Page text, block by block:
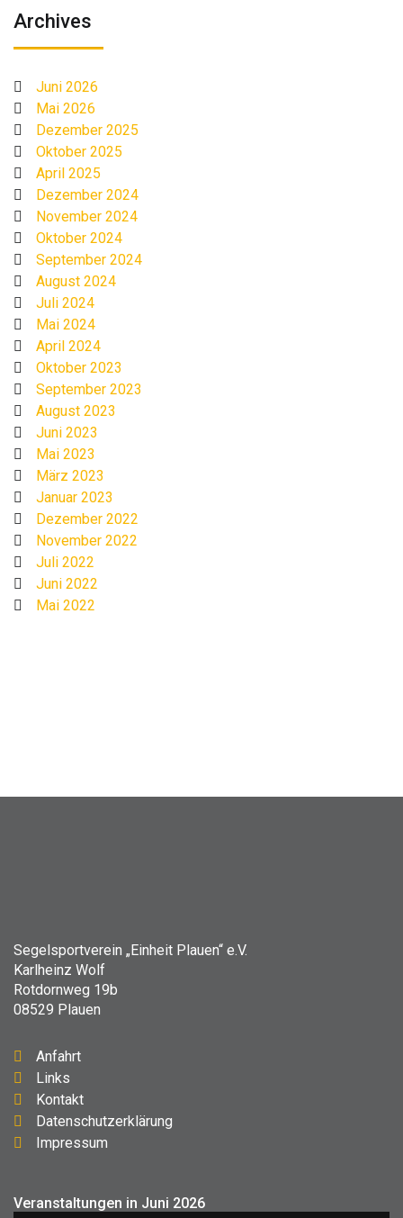
Archives
Juni 2026
Mai 2026
Dezember 2025
Oktober 2025
April 2025
Dezember 2024
November 2024
Oktober 2024
September 2024
August 2024
Juli 2024
Mai 2024
April 2024
Oktober 2023
September 2023
August 2023
Juni 2023
Mai 2023
März 2023
Januar 2023
Dezember 2022
November 2022
Juli 2022
Juni 2022
Mai 2022
Segelsportverein „Einheit Plauen“ e.V.
Karlheinz Wolf
Rotdornweg 19b
08529 Plauen
Anfahrt
Links
Kontakt
Datenschutzerklärung
Impressum
Veranstaltungen in Juni 2026